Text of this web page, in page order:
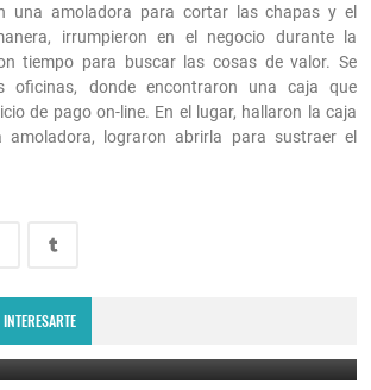
una amoladora para cortar las chapas y el
irrumpieron en el negocio durante la
tiempo para buscar las cosas de valor. Se
oficinas, donde encontraron una caja que
de pago on-line. En el lugar, hallaron la caja
lograron abrirla para sustraer el
Saladillo.
August 4, 2026